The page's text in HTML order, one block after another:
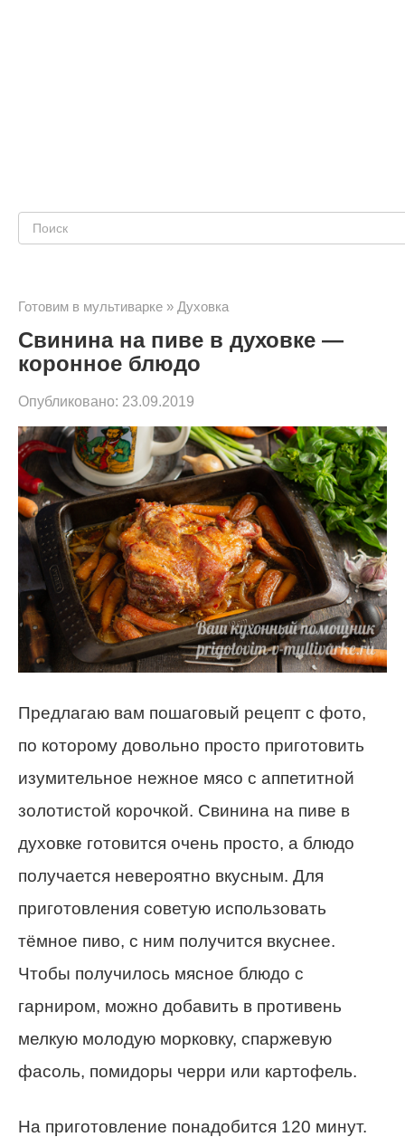
Поиск:
Готовим в мультиварке » Духовка
Свинина на пиве в духовке —
коронное блюдо
Опубликовано: 23.09.2019
Предлагаю вам пошаговый рецепт с фото,
по которому довольно просто приготовить
изумительное нежное мясо с аппетитной
золотистой корочкой. Свинина на пиве в
духовке готовится очень просто, а блюдо
получается невероятно вкусным. Для
приготовления советую использовать
тёмное пиво, с ним получится вкуснее.
Чтобы получилось мясное блюдо с
гарниром, можно добавить в противень
мелкую молодую морковку, спаржевую
фасоль, помидоры черри или картофель.
На приготовление понадобится 120 минут.